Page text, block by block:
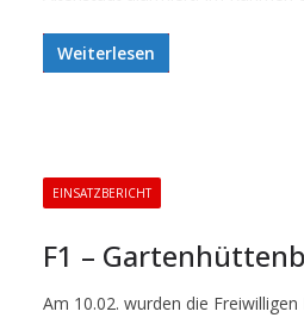
Weiterlesen
EINSATZBERICHT
F1 –
Am 10.02. wurden die